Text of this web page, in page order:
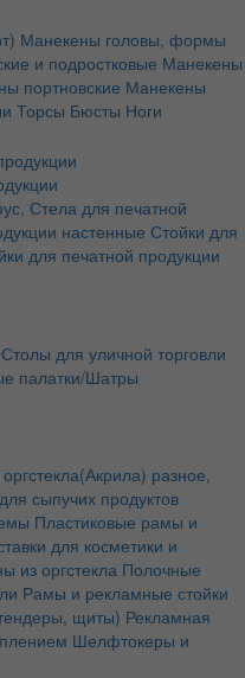
Манекены головы, формы
и подростковые Манекены
портновские Манекены
Торсы Бюсты Ноги
Стела для печатной
настенные Стойки для
для печатной продукции
Столы для уличной торговли
палатки/Шатры
разное,
сыпучих продуктов
Пластиковые рамы и
для косметики и
из оргстекла Полочные
Рамы и рекламные стойки
щиты) Рекламная
Шелфтокеры и